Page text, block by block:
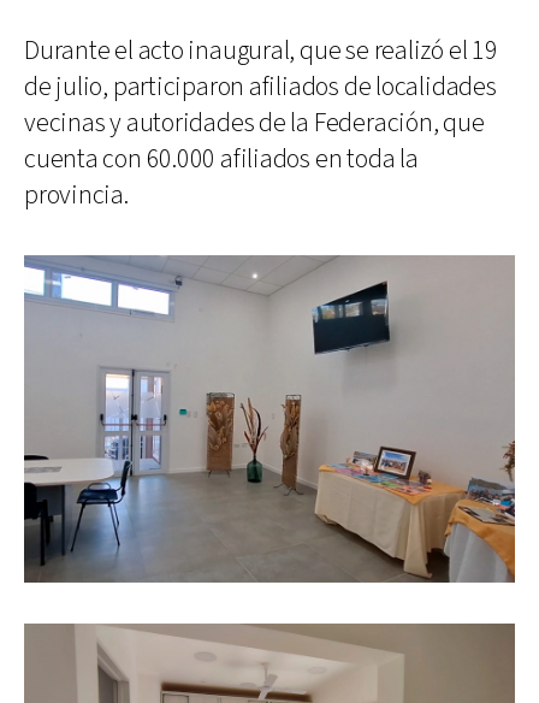
Durante el acto inaugural, que se realizó el 19
de julio, participaron afiliados de localidades
vecinas y autoridades de la Federación, que
cuenta con 60.000 afiliados en toda la
provincia.